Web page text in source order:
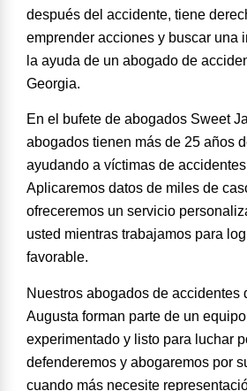
después del accidente, tiene
emprender acciones y buscar una
la ayuda de un abogado de
Georgia.
En el bufete de abogados Sweet
abogados tienen más de 25 años
ayudando a víctimas de
Aplicaremos datos de miles de
ofreceremos un servicio
usted mientras trabajamos para
favorable.
Nuestros abogados de accidentes
Augusta forman parte de un
experimentado y listo para luchar
defenderemos y abogaremos por
cuando más necesite